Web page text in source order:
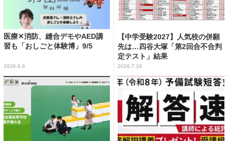
医療✕消防、縫合デモやAED講
習も「おしごと体験博」9/5
2026.8.6
【中学受験2027】人気校の併願
先は…四谷大塚「第2回合不合判
定テスト」結果
2026.7.16